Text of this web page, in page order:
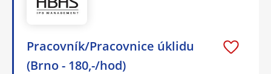
Pracovník/Pracovnice úklidu
(Brno - 180,-/hod)